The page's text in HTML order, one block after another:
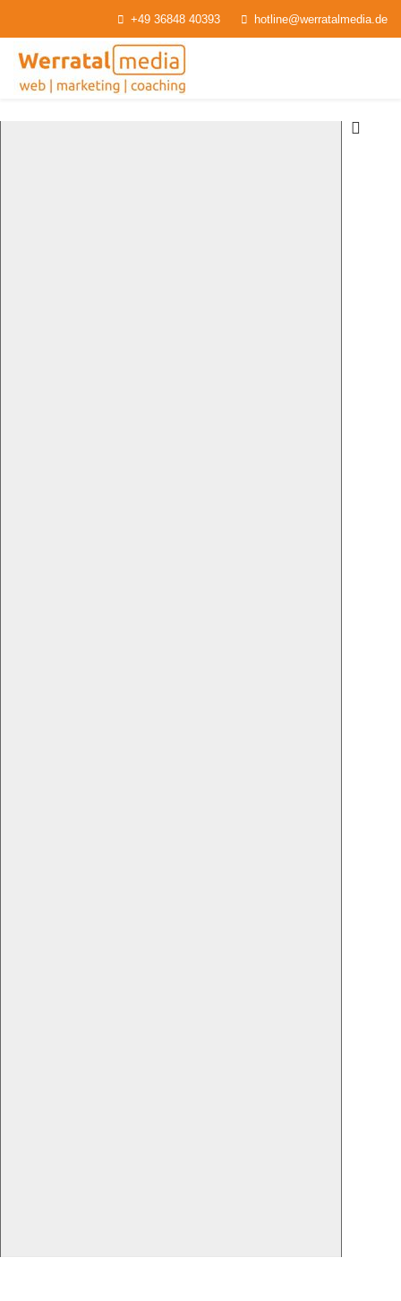
+49 36848 40393 hotline@werratalmedia.de